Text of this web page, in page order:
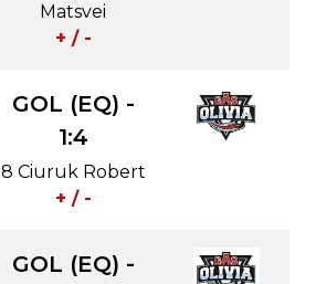
Matsvei
+ / -
GOL (EQ) -
1:4
8 Ciuruk Robert
+ / -
GOL (EQ) -